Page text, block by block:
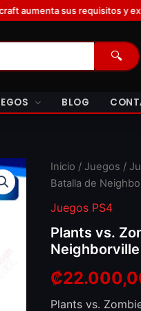
y exige mucha más RAM
🔍
BLOG
Inicio / Juegos /
Batalla de
Juegos PS4
Plants vs.
Neighborville
₡
Plants vs.